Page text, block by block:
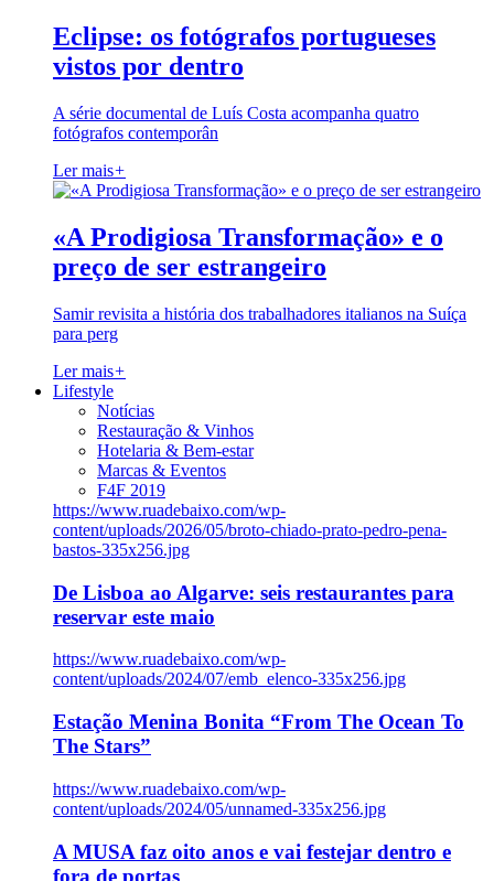
Eclipse: os fotógrafos portugueses
vistos por dentro
A série documental de Luís Costa acompanha quatro
fotógrafos contemporân
Ler mais+
«A Prodigiosa Transformação» e o
preço de ser estrangeiro
Samir revisita a história dos trabalhadores italianos na Suíça
para perg
Ler mais+
Lifestyle
Notícias
Restauração & Vinhos
Hotelaria & Bem-estar
Marcas & Eventos
F4F 2019
https://www.ruadebaixo.com/wp-
content/uploads/2026/05/broto-chiado-prato-pedro-pena-
bastos-335x256.jpg
De Lisboa ao Algarve: seis restaurantes para
reservar este maio
https://www.ruadebaixo.com/wp-
content/uploads/2024/07/emb_elenco-335x256.jpg
Estação Menina Bonita “From The Ocean To
The Stars”
https://www.ruadebaixo.com/wp-
content/uploads/2024/05/unnamed-335x256.jpg
A MUSA faz oito anos e vai festejar dentro e
fora de portas